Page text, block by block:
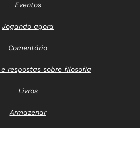
Eventos
Jogando agora
Comentário
respostas sobre filosofia
Livros
Armazenar